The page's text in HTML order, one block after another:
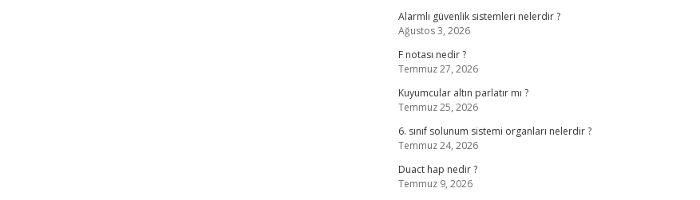
Alarmlı güvenlik sistemleri nelerdir ?
Ağustos 3, 2026
F notası nedir ?
Temmuz 27, 2026
Kuyumcular altın parlatır mı ?
Temmuz 25, 2026
6. sınıf solunum sistemi organları nelerdir ?
Temmuz 24, 2026
Duact hap nedir ?
Temmuz 9, 2026